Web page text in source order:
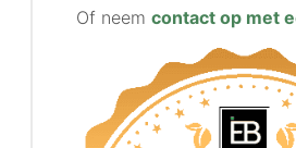
Of neem contact op met